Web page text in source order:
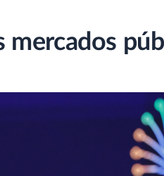
mercados